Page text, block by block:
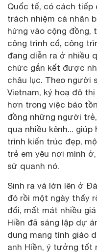
Quốc tế, có cách tiếp
trách nhiệm cá nhân
hứng vào cộng đồng,
công trình cổ, công
đang diễn ra ở nhiều
chức gắn kết được
châu lục. Theo người
Vietnam, ký hoạ đô
hơn trong việc bảo
đồng những người
qua nhiều kênh...
trình kiến trúc đẹp,
trẻ em yêu nơi mình
sử quanh nó.
Sinh ra và lớn lên ở
đó rồi một ngày thấy
đổi, mất mát nhiều
Hiền đã sáng lập dự
dung mang tính giáo
anh Hiền, ý tưởng tốt